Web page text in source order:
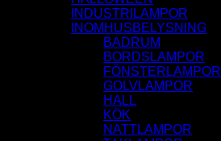
INDUSTRILAMPOR
INOMHUSBELYSNING
BADRUM
BORDSLAMPOR
FÖNSTERLAMPOR
GOLVLAMPOR
HALL
KÖK
NATTLAMPOR